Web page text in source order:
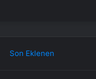
Son Eklenen